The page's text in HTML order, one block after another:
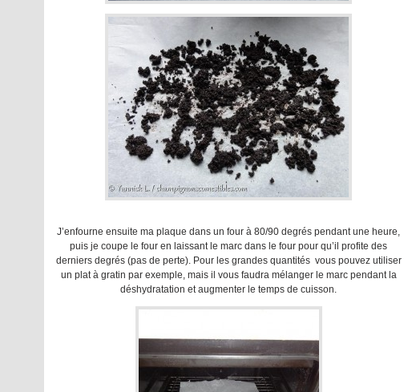
J’enfourne ensuite ma plaque dans un four à 80/90 degrés pendant une heure,
puis je coupe le four en laissant le marc dans le four pour qu’il profite des
derniers degrés (pas de perte). Pour les grandes quantités vous pouvez utiliser
un plat à gratin par exemple, mais il vous faudra mélanger le marc pendant la
déshydratation et augmenter le temps de cuisson.